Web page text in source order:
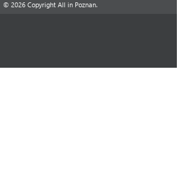
© 2026 Copyright All in Poznan.